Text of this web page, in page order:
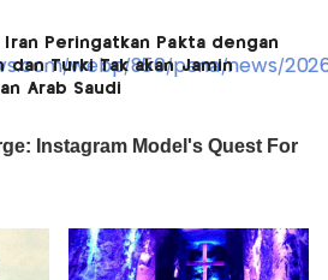
Iran Peringatkan Pakta dengan
dan Turki Tak akan Jamin
Arab Saudi